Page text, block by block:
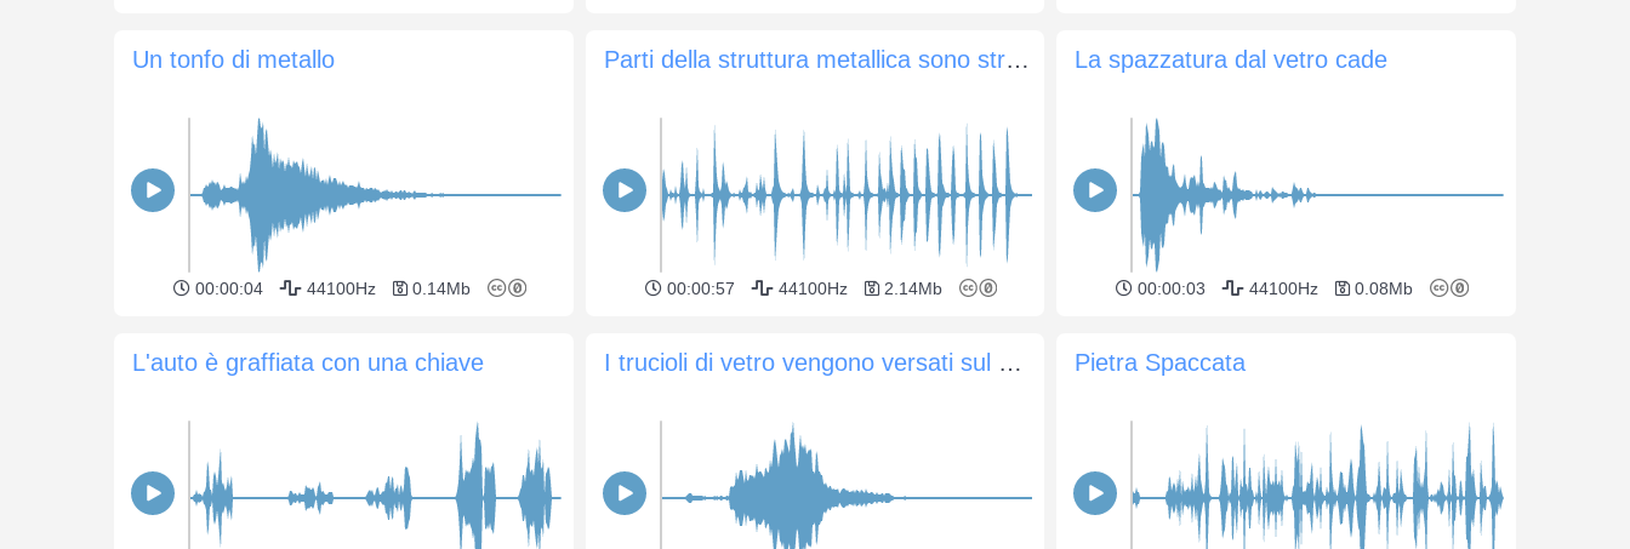
Un tonfo di metallo
00:00:04 44100Hz 0.14Mb
Parti della struttura metallica sono strappate
00:00:57 44100Hz 2.14Mb
La spazzatura dal vetro cade
00:00:03 44100Hz 0.08Mb
L'auto è graffiata con una chiave I trucioli di vetro vengono versati sul metallo Pietra Spaccata